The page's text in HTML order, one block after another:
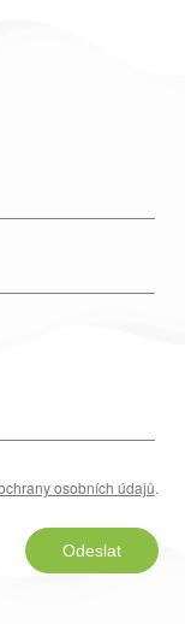
osobních údajů.
Odeslat